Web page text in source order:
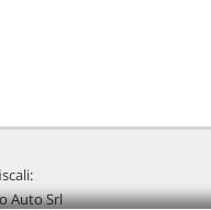
Auto Srl